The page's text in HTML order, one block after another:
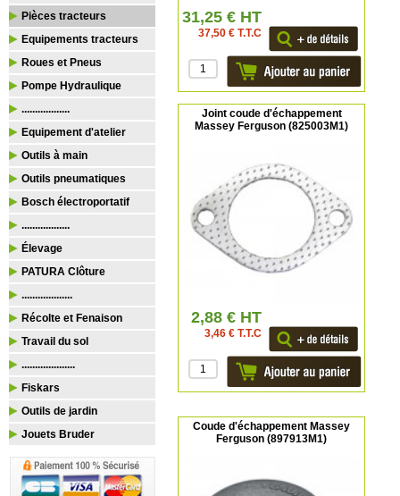
Pièces tracteurs
Equipements tracteurs
Roues et Pneus
Pompe Hydraulique
..................
Equipement d'atelier
Outils à main
Outils pneumatiques
Bosch électroportatif
..................
Élevage
PATURA Clôture
...................
Récolte et Fenaison
Travail du sol
....................
Fiskars
Outils de jardin
Jouets Bruder
31,25 € HT
37,50 € T.T.C
Joint coude d'échappement
Massey Ferguson (825003M1)
2,88 € HT
3,46 € T.T.C
Coude d'échappement Massey
Ferguson (897913M1)